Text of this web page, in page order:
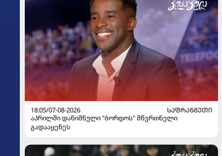
18:05/07-08-2026
ᲡᲐᲤᲠᲐᲜᲒᲔᲗᲘ
აპრილში დანიშნული "ბორდოს" მწვრთნელი
გადააყენეს